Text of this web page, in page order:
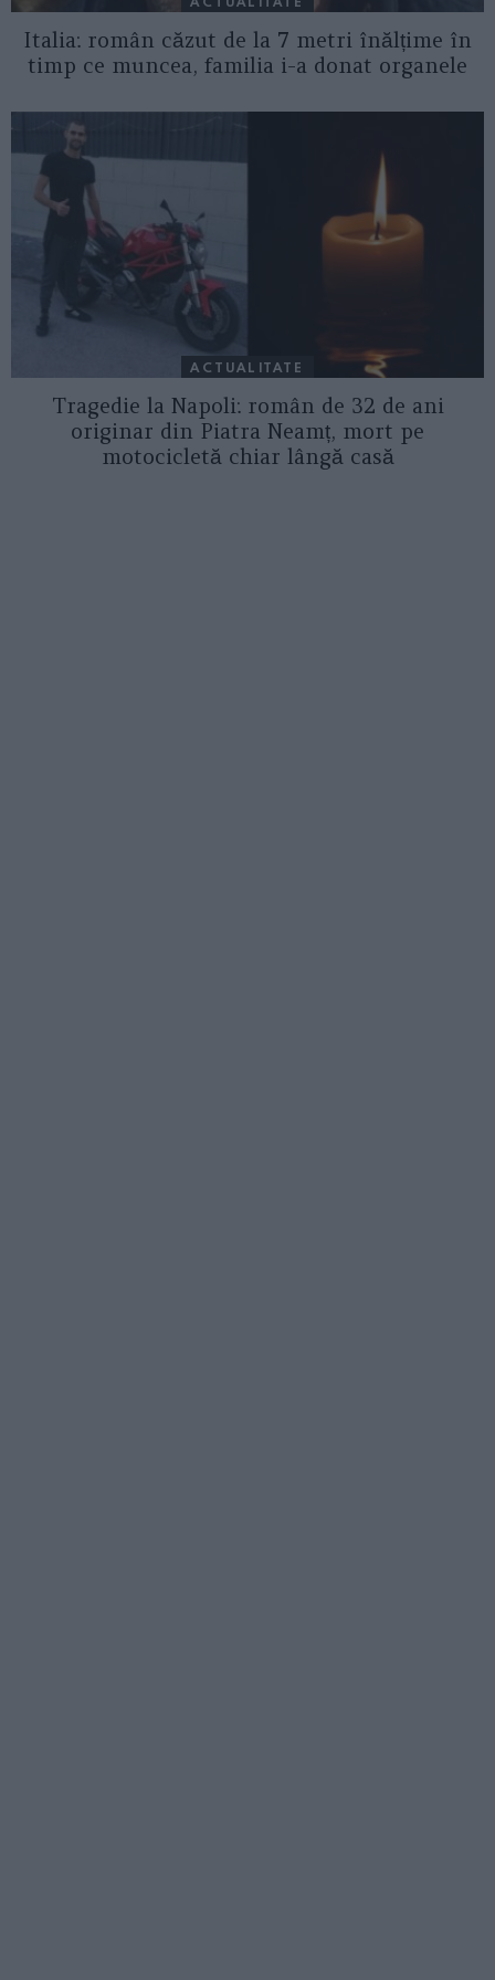
Italia: român căzut de la 7 metri înălțime în
timp ce muncea, familia i-a donat organele
ACTUALITATE
Tragedie la Napoli: român de 32 de ani
originar din Piatra Neamț, mort pe
motocicletă chiar lângă casă